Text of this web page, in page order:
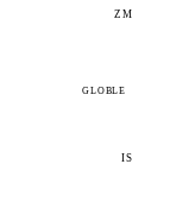
ZM
GLOBLE
IS